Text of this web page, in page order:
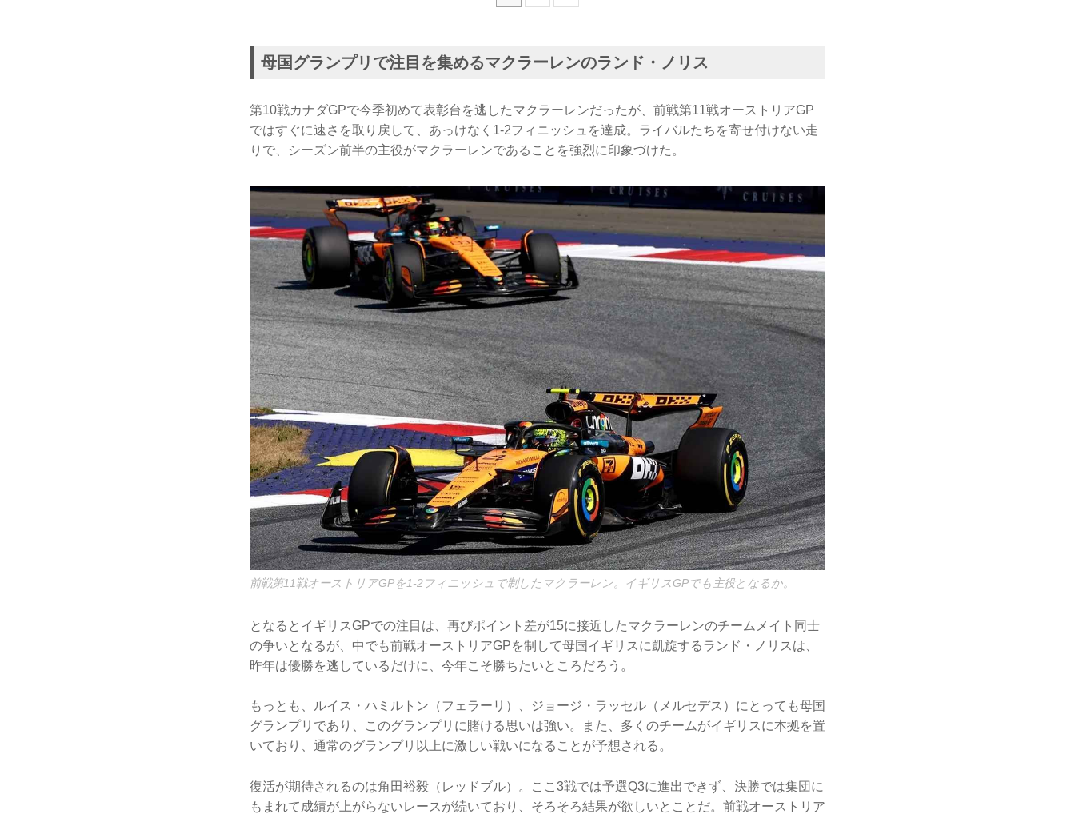
母国グランプリで注目を集めるマクラーレンのランド・ノリス
第10戦カナダGPで今季初めて表彰台を逃したマクラーレンだったが、前戦第11戦オーストリアGP
ではすぐに速さを取り戻して、あっけなく1-2フィニッシュを達成。ライバルたちを寄せ付けない走
りで、シーズン前半の主役がマクラーレンであることを強烈に印象づけた。
前戦第11戦オーストリアGPを1-2フィニッシュで制したマクラーレン。イギリスGPでも主役となるか。
となるとイギリスGPでの注目は、再びポイント差が15に接近したマクラーレンのチームメイト同士
の争いとなるが、中でも前戦オーストリアGPを制して母国イギリスに凱旋するランド・ノリスは、
昨年は優勝を逃しているだけに、今年こそ勝ちたいところだろう。
もっとも、ルイス・ハミルトン（フェラーリ）、ジョージ・ラッセル（メルセデス）にとっても母国
グランプリであり、このグランプリに賭ける思いは強い。また、多くのチームがイギリスに本拠を置
いており、通常のグランプリ以上に激しい戦いになることが予想される。
復活が期待されるのは角田裕毅（レッドブル）。ここ3戦では予選Q3に進出できず、決勝では集団に
もまれて成績が上がらないレースが続いており、そろそろ結果が欲しいとことだ。前戦オーストリア